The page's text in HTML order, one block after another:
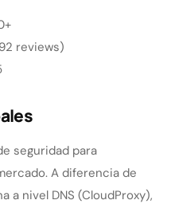
reviews)
seguridad para
A diferencia de
a nivel DNS (CloudProxy),